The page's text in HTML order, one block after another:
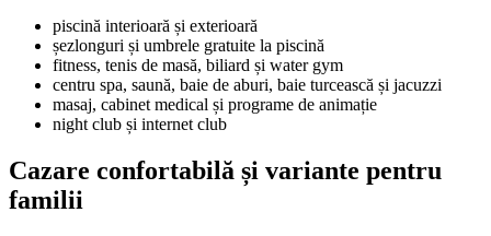
piscină interioară și exterioară
șezlonguri și umbrele gratuite la piscină
fitness, tenis de masă, biliard și water gym
centru spa, saună, baie de aburi, baie turcească și jacuzzi
masaj, cabinet medical și programe de animație
night club și internet club
Cazare confortabilă și variante pentru
familii